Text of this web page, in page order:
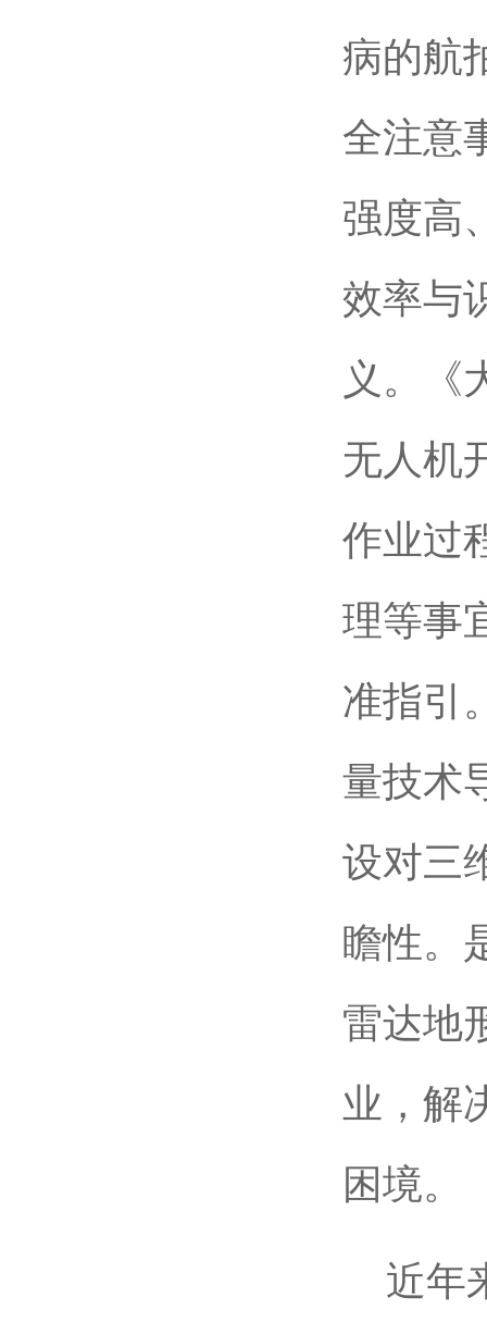
病的航
全注意
强度高
效率与
义。《
无人机
作业过
理等事
准指引
量技术
设对三
瞻性。
雷达地
业，解
困境。
近年